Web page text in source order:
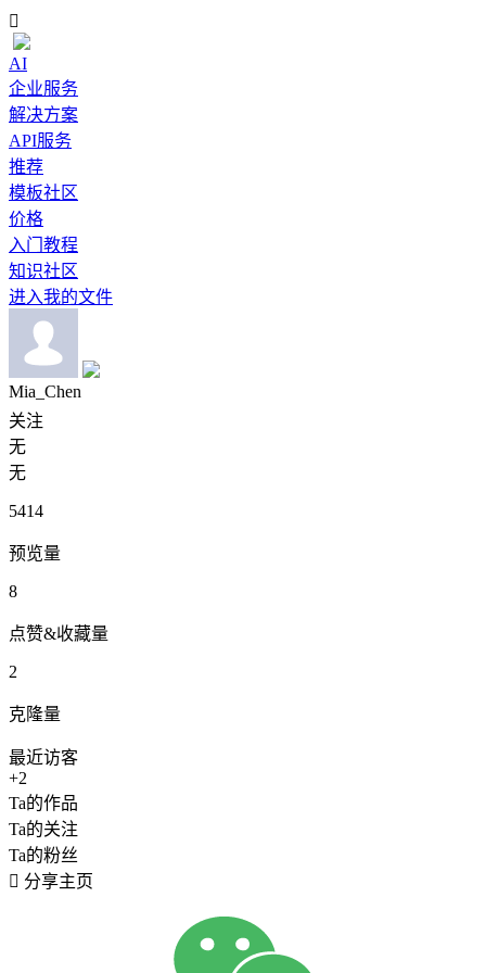

AI
企业服务
解决方案
API服务
推荐
模板社区
价格
入门教程
知识社区
进入我的文件
Mia_Chen
关注
无
无
5414
预览量
8
点赞&收藏量
2
克隆量
最近访客
+2
Ta的作品
Ta的关注
Ta的粉丝
 分享主页